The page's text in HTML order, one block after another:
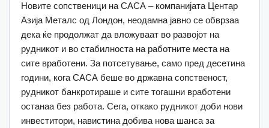
Новите сопственици на САСА – компанијата Центар
Азија Металс од Лондон, неодамна јавно се обврзаа
дека ќе продолжат да вложуваат во развојот на
рудникот и во стабилноста на работните места на
сите вработени. За потсетување, само пред десетина
години, кога САСА беше во државна сопственост,
рудникот банкротираше и сите тогашни вработени
останаа без работа. Сега, откако рудникот доби нови
инвеститори, навистина добива нова шанса за